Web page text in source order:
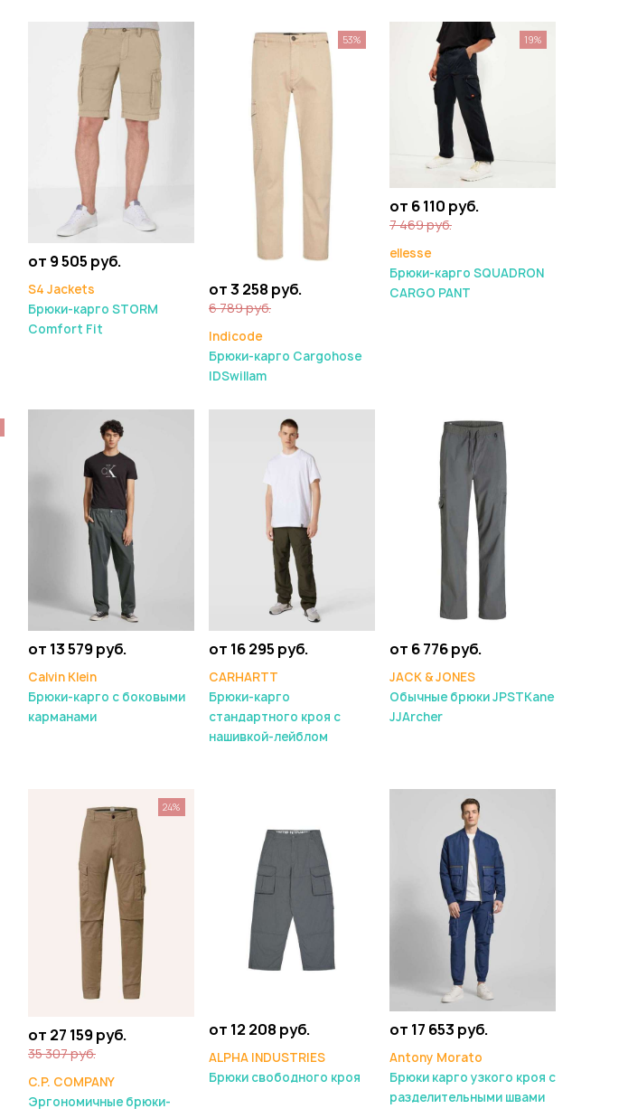
от 9 505 руб.
S4 Jackets
Брюки-карго STORM
Comfort Fit
от 3 258 руб.
6 789 руб.
Indicode
Брюки-карго Cargohose
IDSwillam
53%
от 6 110 руб.
7 469 руб.
ellesse
Брюки-карго SQUADRON
CARGO PANT
19%
от 13 579 руб.
Calvin Klein
Брюки-карго с боковыми
карманами
от 16 295 руб.
CARHARTT
Брюки-карго
стандартного кроя с
нашивкой-лейблом
от 6 776 руб.
JACK & JONES
Обычные брюки JPSTKane
JJArcher
от 27 159 руб.
35 307 руб.
C.P. COMPANY
Эргономичные брюки-
24%
от 12 208 руб.
ALPHA INDUSTRIES
Брюки свободного кроя
от 17 653 руб.
Antony Morato
Брюки карго узкого кроя с
разделительными швами